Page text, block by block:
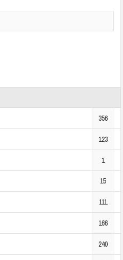
356
123
1
15
111
166
240